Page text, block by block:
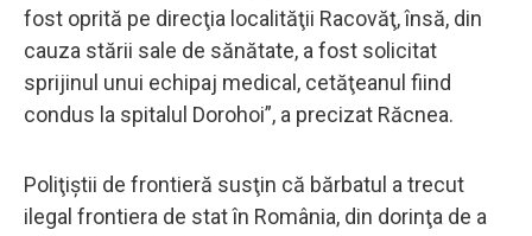
fost oprită pe direcţia localităţii Racovăţ, însă, din
cauza stării sale de sănătate, a fost solicitat
sprijinul unui echipaj medical, cetăţeanul fiind
condus la spitalul Dorohoi”, a precizat Răcnea.
Poliţiştii de frontieră susţin că bărbatul a trecut
ilegal frontiera de stat în România, din dorinţa de a